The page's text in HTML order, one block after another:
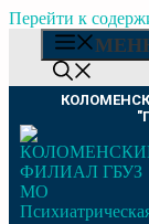
Перейти к